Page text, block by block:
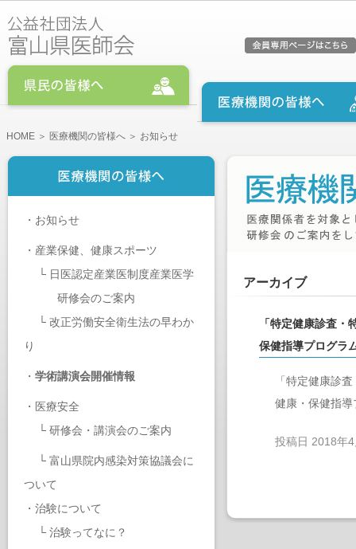
HOME ＞ 医療機関の皆様へ ＞ お知らせ
・ お知らせ
・ 産業保健、健康スポーツ
└ 日医認定産業医制度産業医学
研修会のご案内
└ 改正労働安全衛生法の早わか
り
・ 学術講演会開催情報
・ 医療安全
└ 研修会・講演会のご案内
└ 富山県院内感染対策協議会に
ついて
・ 治験について
└ 治験ってなに？
アーカイブ
「特定健康診査
保健指導プログラ
「特定健康診
健康・保健指
投稿日 2018年